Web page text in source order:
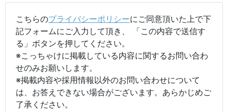
こちらのプライバシーポリシーにご同意頂いた上で下
記フォームにご入力して頂き、 「この内容で送信す
る」ボタンを押してください。
※こっちゃけに掲載している内容に関するお問い合わ
せのみお願いします。
※掲載内容や採用情報以外のお問い合わせについて
は、お答えできない場合がございます。あらかじめご
了承ください。